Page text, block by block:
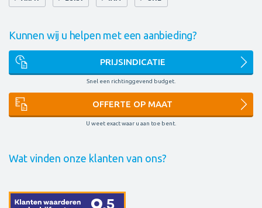
Kunnen wij u helpen met een aanbieding?
PRIJSINDICATIE
Snel een richtinggevend budget.
OFFERTE OP MAAT
U weet exact waar u aan toe bent.
Wat vinden onze klanten van ons?